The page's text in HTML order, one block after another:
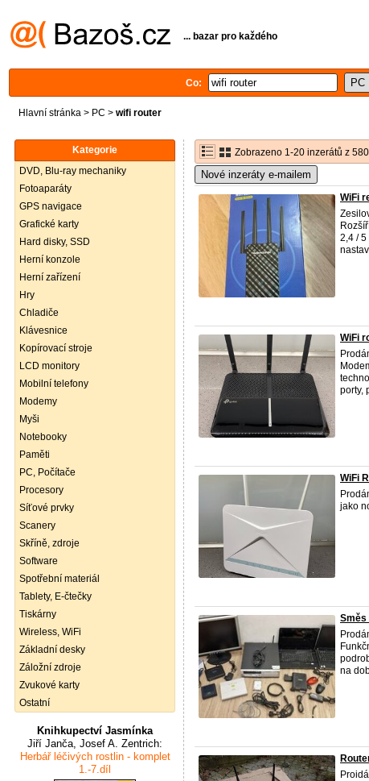
... bazar pro každého
Co:
Hlavní stránka > PC > wifi router
Kategorie
DVD, Blu-ray mechaniky
Fotoaparáty
GPS navigace
Grafické karty
Hard disky, SSD
Herní konzole
Herní zařízení
Hry
Chladiče
Klávesnice
Kopírovací stroje
LCD monitory
Mobilní telefony
Modemy
Myši
Notebooky
Paměti
PC, Počítače
Procesory
Síťové prvky
Scanery
Skříně, zdroje
Software
Spotřební materiál
Tablety, E-čtečky
Tiskárny
Wireless, WiFi
Základní desky
Záložní zdroje
Zvukové karty
Ostatní
Knihkupectví Jasmínka
Jiří Janča, Josef A. Zentrich:
Herbář léčivých rostlin - komplet
1.-7.díl
Zobrazeno 1-20 inzerátů z 580
Nové inzeráty e-mailem
WiFi
2,4 /
WiFi
porty,
WiFi
jako
Směs
na